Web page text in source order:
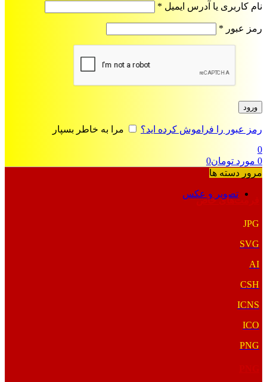
نام کاربری یا آدرس ایمیل *
رمز عبور *
ورود
رمز عبور را فراموش کرده اید؟
مرا به خاطر بسپار
0
0 مورد تومان0
مرور دسته ها
تصویر و عکس
فرمت‌های خاص
JPG
SVG
AI
CSH
ICNS
ICO
PNG